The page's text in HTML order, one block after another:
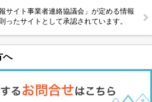
サイト事業者連絡協議会」が定める情報
ったサイトとして承認されています。
へ